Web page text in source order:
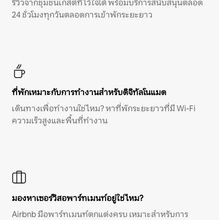
รีวิวจากชุมชนเกสต์ที่ไว้ใจได้ พร้อมบริการสนับสนุนตลอด
24 ชั่วโมงทุกวันตลอดการเข้าพักระยะยาว
ที่พักเหมาะกับการทำงานสำหรับดิจิทัลโนแมด
เดินทางเพื่อทำงานใช่ไหม? หาที่พักระยะยาวที่มี Wi-Fi
ความเร็วสูงและพื้นที่ทำงาน
มองหาเซอร์วิสอพาร์ทเมนท์อยู่ใช่ไหม?
Airbnb มีอพาร์ทเมนท์ตกแต่งครบ เหมาะสำหรับการ